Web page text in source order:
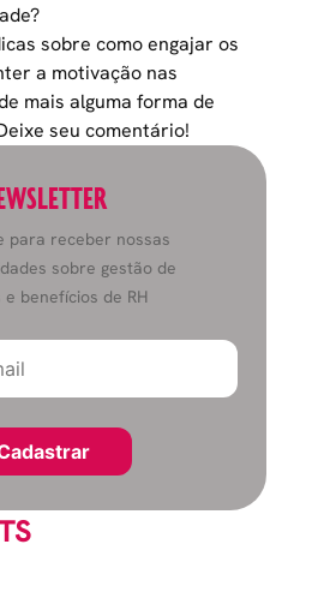
sobre como engajar os
a motivação nas
mais alguma forma de
seu comentário!
para receber nossas
sobre gestão de
benefícios de RH